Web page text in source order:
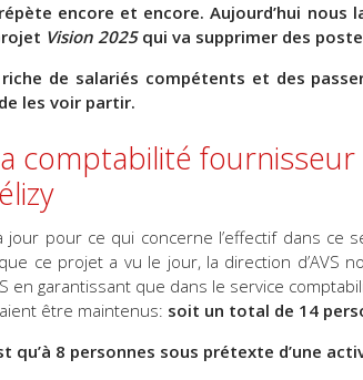
encore et encore. Aujourd’hui nous
Vision 2025qui va supprimer des
de salariés compétents et des
les voir partir.
comptabilité fournisseur
pour ce qui concerne l’effectif dans ce
ce projet a vu le jour, la direction d’AVS
en garantissant que dans le service
être maintenus: soit un total de 14
qu’à 8 personnes sous prétexte d’une